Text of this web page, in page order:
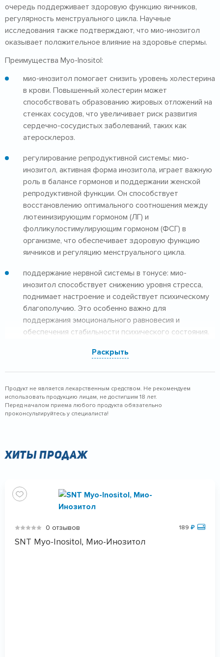
очередь поддерживает здоровую функцию яичников,
регулярность менструального цикла. Научные
исследования также подтверждают, что мио-инозитол
оказывает положительное влияние на здоровье спермы.
Преимущества Myo-Inositol:
мио-инозитол помогает снизить уровень холестерина
в крови. Повышенный холестерин может
способствовать образованию жировых отложений на
стенках сосудов, что увеличивает риск развития
сердечно-сосудистых заболеваний, таких как
атеросклероз.
регулирование репродуктивной системы: мио-
инозитол, активная форма инозитола, играет важную
роль в балансе гормонов и поддержании женской
репродуктивной функции. Он способствует
восстановлению оптимального соотношения между
лютеинизирующим гормоном (ЛГ) и
фолликулостимулирующим гормоном (ФСГ) в
организме, что обеспечивает здоровую функцию
яичников и регуляцию менструального цикла.
поддержание нервной системы в тонусе: мио-
инозитол способствует снижению уровня стресса,
поднимает настроение и содействует психическому
благополучию. Это особенно важно для
поддержания эмоционального равновесия и
обеспечения стабильности психического состояния.
поддержание здоровья кожи: инозитол активно
воспалительных процессов. Это способствует
созданию более здорового и упругого кожного
покрова.
Раскрыть
Продукт не является лекарственным средством. Не рекомендуем
использовать продукцию лицам, не достигшим 18 лет.
Перед началом приема любого продукта обязательно
проконсультируйтесь у специалиста!
Хиты продаж
0 отзывов 189 ₽
SNT Myo-Inositol, Мио-Инозитол